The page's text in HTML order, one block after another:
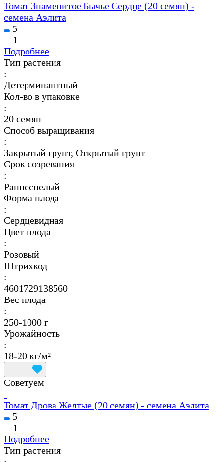
Томат Знаменитое Бычье Сердце (20 семян) -
семена Аэлита
5
1
Подробнее
Тип растения
:
Детерминантный
Кол-во в упаковке
:
20 семян
Способ выращивания
:
Закрытый грунт, Открытый грунт
Срок созревания
:
Раннеспелый
Форма плода
:
Сердцевидная
Цвет плода
:
Розовый
Штрихкод
:
4601729138560
Вес плода
:
250-1000 г
Урожайность
:
18-20 кг/м²
Советуем
Томат Дрова Желтые (20 семян) - семена Аэлита
5
1
Подробнее
Тип растения